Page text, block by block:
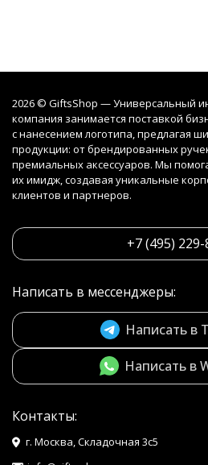
2026 © GiftsShop — Универсальный
компания занимается поставкой
с нанесением логотипа, предлагая
продукции: от брендированных
премиальных аксессуаров. Мы
их имидж, создавая уникальные
клиентов и партнеров.
+7 (495) 229-
Написать в мессенджеры:
Написать в
Написать в
Контакты:
г. Москва, Складочная 3с5